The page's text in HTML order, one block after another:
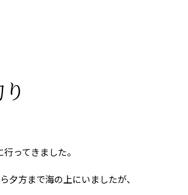
ってきました。
夕方まで海の上にいましたが、